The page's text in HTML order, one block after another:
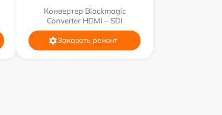
Конвертер Blackmagic
Converter HDMI – SDI
Заказать ремонт